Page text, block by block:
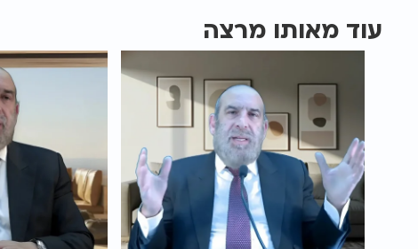
עוד מאותו מרצה